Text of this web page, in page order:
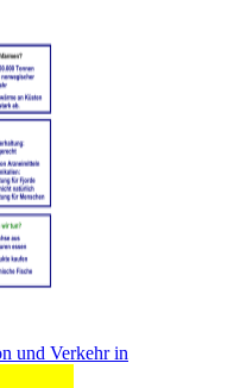
und Verkehr in